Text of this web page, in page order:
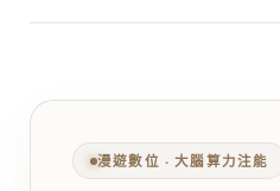
漫遊數位 ‧ 大腦算力注能